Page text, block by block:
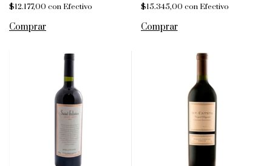
$12.177,00 conEfectivo $15.345,00 con Efectivo